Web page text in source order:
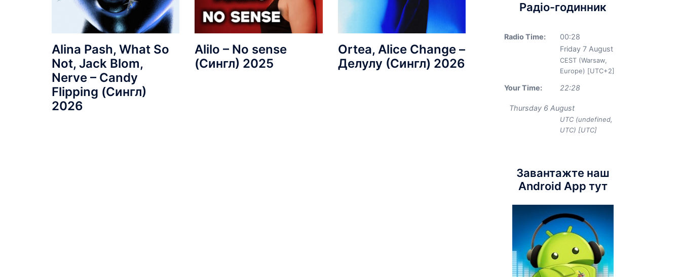
Alina Pash, What So
Not, Jack Blom,
Nerve – Candy
Flipping (Сингл)
2026
Alilo – No sense
(Сингл) 2025
Ortea, Alice Change –
Делулу (Сингл) 2026
Радіо-годинник
Radio Time: 00:28
Friday 7 August
CEST (Warsaw,
Europe) [UTC+2]
Your Time: 22:28
Thursday 6 August
UTC (undefined,
UTC) [UTC]
Завантажте наш
Android App тут